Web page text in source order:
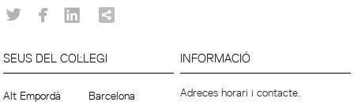
SEUS DEL COL·LEGI
Alt Empordà
Barcelona
INFORMACIÓ
Adreces horari i contacte.